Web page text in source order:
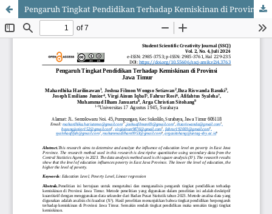
Pengaruh Tingkat Pendidikan Terhadap Kemiskinan di Provinsi Jawa Timur